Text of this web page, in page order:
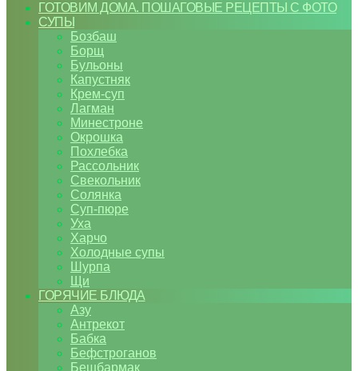
ГОТОВИМ ДОМА. ПОШАГОВЫЕ РЕЦЕПТЫ С ФОТО
СУПЫ
Бозбаш
Борщ
Бульоны
Капустняк
Крем-суп
Лагман
Минестроне
Окрошка
Похлебка
Рассольник
Свекольник
Солянка
Суп-пюре
Уха
Харчо
Холодные супы
Шурпа
Щи
ГОРЯЧИЕ БЛЮДА
Азу
Антрекот
Бабка
Бефстроганов
Бешбармак